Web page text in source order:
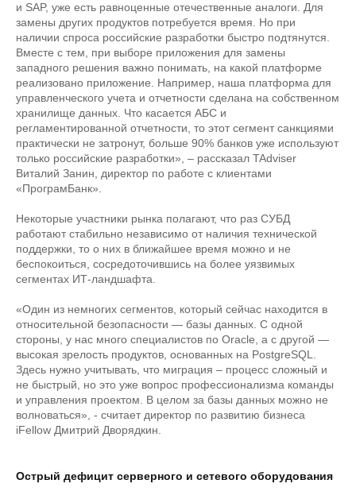
и SAP, уже есть равноценные отечественные аналоги. Для
замены других продуктов потребуется время. Но при
наличии спроса российские разработки быстро подтянутся.
Вместе с тем, при выборе приложения для замены
западного решения важно понимать, на какой платформе
реализовано приложение. Например, наша платформа для
управленческого учета и отчетности сделана на собственном
хранилище данных. Что касается АБС и
регламентированной отчетности, то этот сегмент санкциями
практически не затронут, больше 90% банков уже используют
только российские разработки», – рассказал TAdviser
Виталий Занин, директор по работе с клиентами
«ПрограмБанк».
Некоторые участники рынка полагают, что раз СУБД
работают стабильно независимо от наличия технической
поддержки, то о них в ближайшее время можно и не
беспокоиться, сосредоточившись на более уязвимых
сегментах ИТ-ландшафта.
«Один из немногих сегментов, который сейчас находится в
относительной безопасности — базы данных. С одной
стороны, у нас много специалистов по Oracle, а с другой —
высокая зрелость продуктов, основанных на PostgreSQL.
Здесь нужно учитывать, что миграция – процесс сложный и
не быстрый, но это уже вопрос профессионализма команды
и управления проектом. В целом за базы данных можно не
волноваться», - считает директор по развитию бизнеса
iFellow Дмитрий Дворядкин.
Острый дефицит серверного и сетевого оборудования